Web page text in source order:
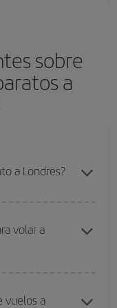
sobre
a
a Londres?
con antelación y
de ida y vuelta.
volar a
de vuelos
vuelos a